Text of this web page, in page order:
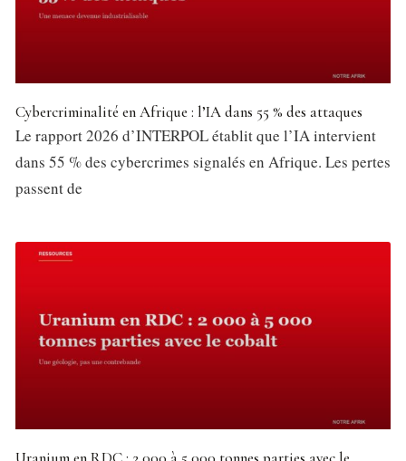
Cybercriminalité en Afrique : l’IA dans 55 % des attaques
Le rapport 2026 d’INTERPOL établit que l’IA intervient
dans 55 % des cybercrimes signalés en Afrique. Les pertes
passent de